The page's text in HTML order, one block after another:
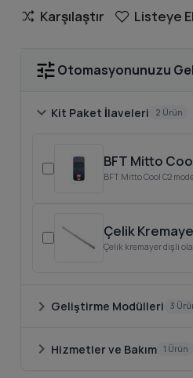
Karşılaştır Listeye
tuneOtomasyonunuzu
chevron_right Kit Paket İlaveleri 2 Ürün
BFT Mitto
BFT Mitto Cool C2
Çelik
Çelik kremayer dişli
chevron_right Geliştirme Modülleri 3
chevron_right Hizmetler ve Bakım 1 Ürün